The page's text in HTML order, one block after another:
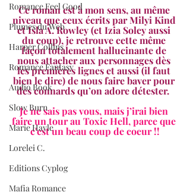
Romance Feel Good
Plumes du Web
Harper Collins
Romance Fantasy
Audio Book
Slow Burn
Marie Hayle
Lorelei C.
Editions Cyplog
Mafia Romance
Ce roman est à mon sens, au même
niveau que ceux écrits par Milyi Kind
et Isla A. Rowley (et Izia Soley aussi
du coup), je retrouve cette même
façon totalement hallucinante de
nous attacher aux personnages dès
les premières lignes et aussi (il faut
bien le dire) de nous faire baver pour
des connards qu’on adore détester.
Je ne sais pas vous, mais j’irai bien
faire un tour au Toxic Hell, parce que
c'est un beau coup de coeur !!